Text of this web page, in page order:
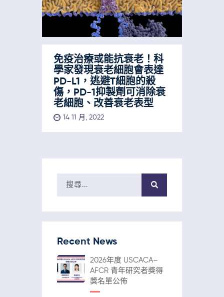
免疫治療或能抗衰老！科
學家發現衰老細胞會表達
PD-L1，逃避T細胞的殺
傷，PD-1抑製劑可消除衰
老細胞、改善衰老表型
14 11 月, 2022
Recent News
2026年度 USCACA–
AFCR 青年研究者獎得
獎名單公佈